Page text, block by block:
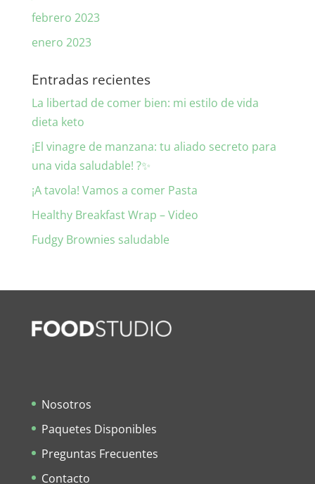
febrero 2023
enero 2023
Entradas recientes
La libertad de comer bien: mi estilo de vida
dieta keto
¡El vinagre de manzana: tu aliado secreto para
una vida saludable! ?✨
¡A tavola! Vamos a comer Pasta
Healthy Breakfast Wrap – Video
Fudgy Brownies saludable
Nosotros
Paquetes Disponibles
Preguntas Frecuentes
Contacto